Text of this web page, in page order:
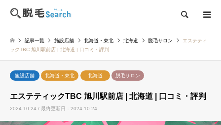
検索
記事一覧 施設店舗 北海道・東北 北海道 脱毛サロン
エステティ
ックTBC 旭川駅前店 | 北海道 | 口コミ・評判
施設店舗 北海道・東北 北海道 脱毛サロン
エステティックTBC 旭川駅前店 | 北海道 | 口コミ・評判
2024.10.24 / 最終更新日：2024.10.24